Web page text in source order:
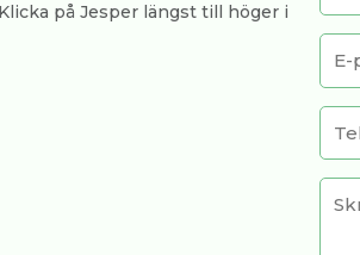
på Jesper längst till höger i